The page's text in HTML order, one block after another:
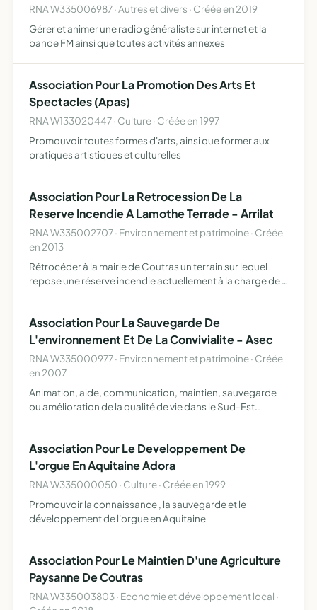
RNA W335006987 · Autres et divers · Créée en 2019
Gérer et animer une radio généraliste sur internet et la
bande FM ainsi que toutes activités annexes
Association Pour La Promotion Des Arts Et
Spectacles (Apas)
RNA W133020447 · Culture · Créée en 1997
Promouvoir toutes formes d'arts, ainsi que former aux
pratiques artistiques et culturelles
Association Pour La Retrocession De La
Reserve Incendie A Lamothe Terrade - Arrilat
RNA W335002707 · Environnement et patrimoine · Créée
en 2013
Rétrocéder à la mairie de Coutras un terrain sur lequel
repose une réserve incendie actuellement à la charge de 9
Association Pour La Sauvegarde De
L'environnement Et De La Convivialite - Asec
RNA W335000977 · Environnement et patrimoine · Créée
en 2007
Animation, aide, communication, maintien, sauvegarde
ou amélioration de la qualité de vie dans le Sud-Est
Association Pour Le Developpement De
L'orgue En Aquitaine Adora
RNA W335000050 · Culture · Créée en 1999
Promouvoir la connaissance , la sauvegarde et le
développement de l'orgue en Aquitaine
Association Pour Le Maintien D'une Agriculture
Paysanne De Coutras
RNA W335003803 · Economie et développement local ·